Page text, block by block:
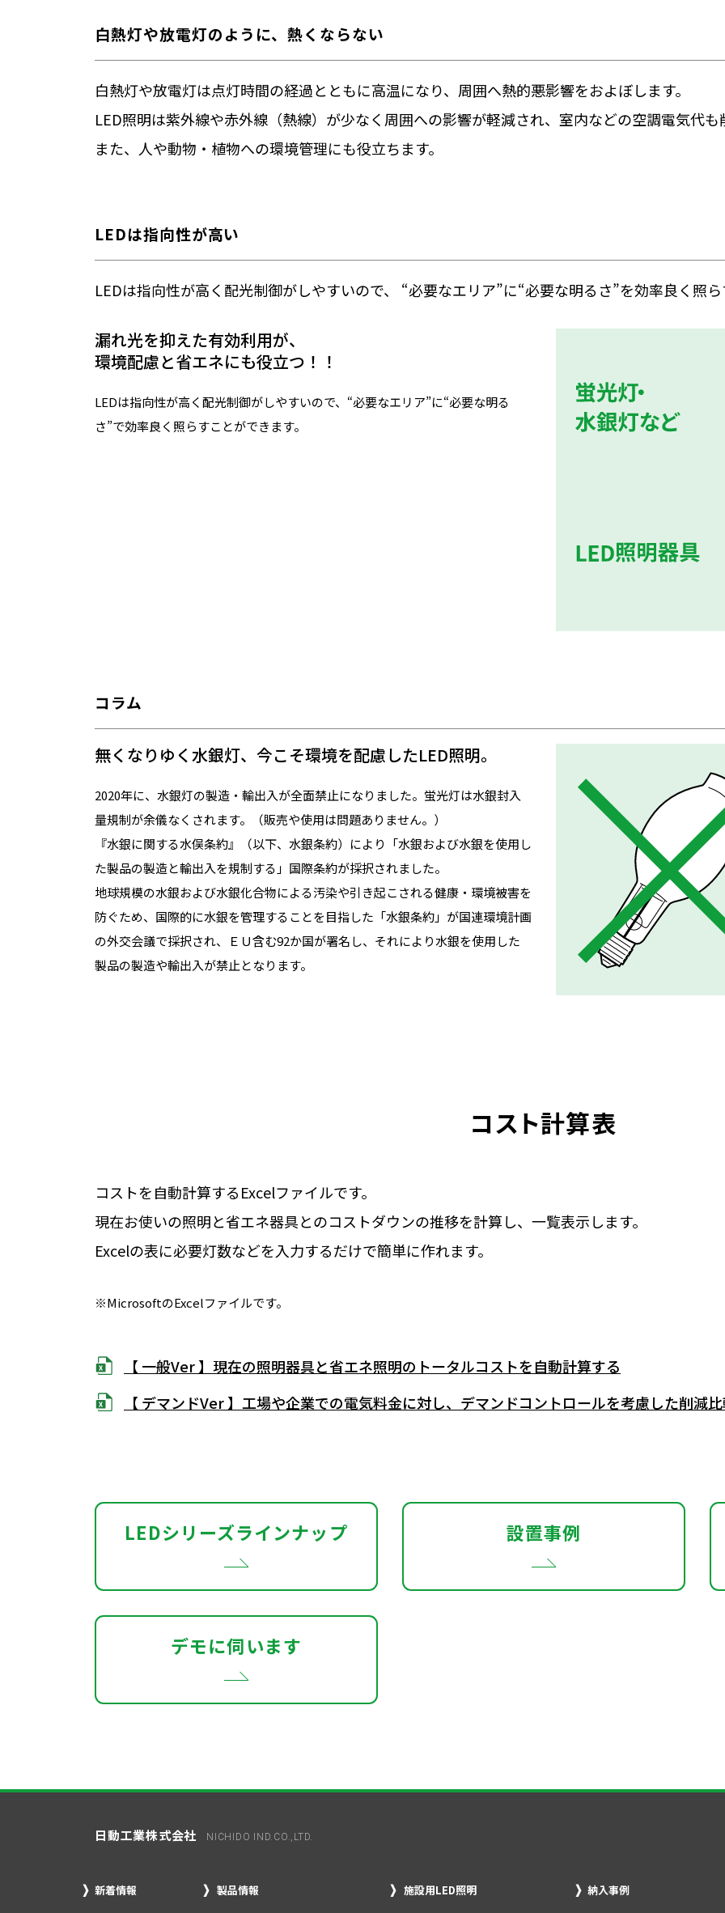
白熱灯や放電灯のように、熱くならない
白熱灯や放電灯は点灯時間の経過とともに高温になり、周囲へ熱的悪影響をおよぼします。
LED照明は紫外線や赤外線（熱線）が少なく周囲への影響が軽減され、室内などの空調電気代も
また、人や動物・植物への環境管理にも役立ちます。
LEDは指向性が高い
LEDは指向性が高く配光制御がしやすいので、 “必要なエリア”に“必要な明るさ”を効率良く照
漏れ光を抑えた有効利用が、
環境配慮と省エネにも役立つ！！
LEDは指向性が高く配光制御がしやすいので、“必要なエリア”に“必要な明る
さ”で効率良く照らすことができます。
コラム
無くなりゆく水銀灯、今こそ環境を配慮したLED照明。
2020年に、水銀灯の製造・輸出入が全面禁止になりました。蛍光灯は水銀封入
量規制が余儀なくされます。（販売や使用は問題ありません。）
『水銀に関する水俣条約』（以下、水銀条約）により「水銀および水銀を使用し
た製品の製造と輸出入を規制する」国際条約が採択されました。
地球規模の水銀および水銀化合物による汚染や引き起こされる健康・環境被害を
防ぐため、国際的に水銀を管理することを目指した「水銀条約」が国連環境計画
の外交会議で採択され、ＥＵ含む92か国が署名し、それにより水銀を使用した
製品の製造や輸出入が禁止となります。
コスト計算表
コストを自動計算するExcelファイルです。
現在お使いの照明と省エネ器具とのコストダウンの推移を計算し、一覧表示します。
Excelの表に必要灯数などを入力するだけで簡単に作れます。
※MicrosoftのExcelファイルです。
【 一般Ver 】現在の照明器具と省エネ照明のトータルコストを自動計算する
【 デマンドVer 】工場や企業での電気料金に対し、デマンドコントロールを考慮した削減
LEDシリーズラインナップ 設置事例
デモに伺います
日動工業株式会社 NICHIDO IND.CO.,LTD.
新着情報 製品情報 施設用LED照明 納入事例